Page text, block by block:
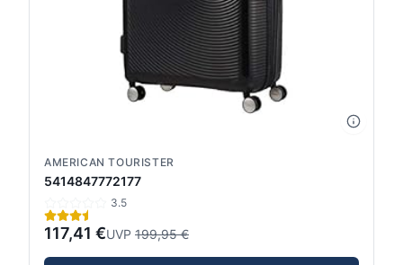
AMERICAN TOURISTER
5414847772177
3.5
117,41 €UVP 199,95 €